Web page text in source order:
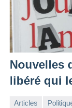
Nouvelles
libéré qui
Articles